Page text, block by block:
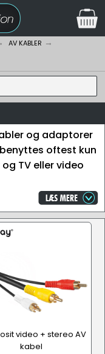
AV KABLER
og adaptorer
oftest kun
TV eller video
video + stereo AV
kabel